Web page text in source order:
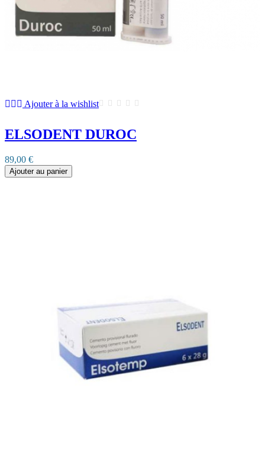
Ajouter à la wishlist
ELSODENT DUROC
89,00 €
Ajouter au panier